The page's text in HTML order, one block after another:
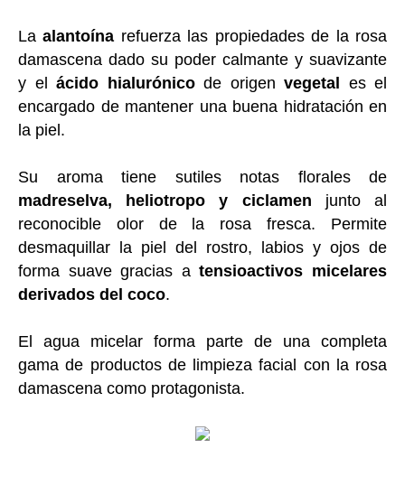
Laalantoína refuerza las propiedades de la rosa
damascena dado su poder calmante y suavizante
y el ácido hialurónico de origen vegetal es el
encargado de mantener una buena hidratación en
la piel.
Su aroma tiene sutiles notas florales de
madreselva, heliotropo y ciclamen junto al
reconocible olor de la rosa fresca. Permite
desmaquillar la piel del rostro, labios y ojos de
forma suave gracias atensioactivos micelares
derivados del coco.
El agua micelar forma parte de una completa
gama de productos de limpieza facial con la rosa
damascena como protagonista.